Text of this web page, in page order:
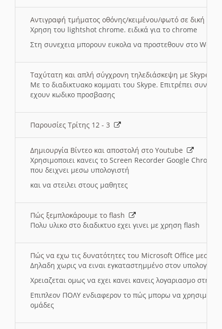
Αντιγραφή τμήματος οθόνης/κειμένου/φωτό σε δική
Χρηση του lightshot chrome. ειδικά για το chrome
Στη συνεχεια μπορουν ευκολα να προστεθουν στο Word
Ταχύτατη και απλή σύγχρονη τηλεδιάσκεψη με Skype
Με το διαδικτυακο κομματι του Skype. Επιτρέπει
εχουν κωδικο προσβασης
Παρουσίες Τρίτης 12 - 3
Δημιουργία Βίντεο και αποστολή στο Youtube
Χρησιμοποιει κανεις το Screen Recorder Google Chrome
που δειχνει μεσω υπολογιστή
και να στειλει στους μαθητες
Πώς ξεμπλοκάρουμε το flash
Πολυ υλικο στο διαδικτυο εχει γινει με χρηση flash
Πώς να εχω τις δυνατότητες του Microsoft Office μεσω
Δηλαδη χωρις να ειναι εγκαταστημμένο στον
Χρειαζεται ομως να εχει κανει κανεις λογαριασμο στη
Επιπλεον ΠΟΛΥ ενδιαφερον το πώς μπορω να
ομάδες